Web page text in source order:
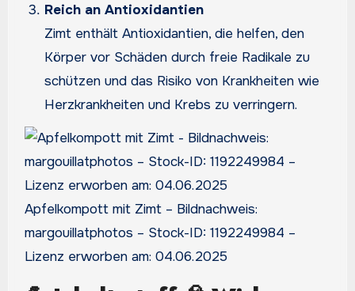
Reich an Antioxidantien
Zimt enthält Antioxidantien, die helfen, den
Körper vor Schäden durch freie Radikale zu
schützen und das Risiko von Krankheiten wie
Herzkrankheiten und Krebs zu verringern.
Apfelkompott mit Zimt – Bildnachweis:
margouillatphotos – Stock-ID: 1192249984 –
Lizenz erworben am: 04.06.2025